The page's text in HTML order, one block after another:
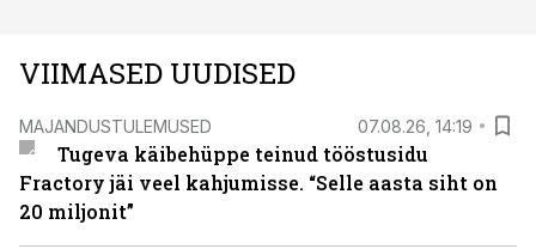
VIIMASED UUDISED
MAJANDUSTULEMUSED 07.08.26, 14:19
Tugeva käibehüppe teinud tööstusidu
Fractory jäi veel kahjumisse. “Selle aasta siht on
20 miljonit”